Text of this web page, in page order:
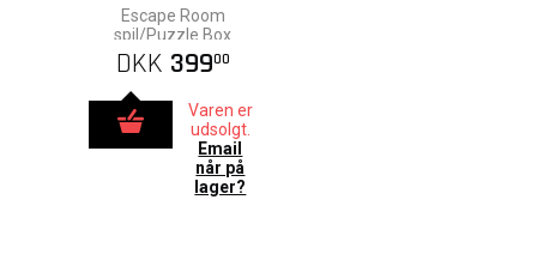
Escape Room
spil/Puzzle Box
DKK 39900
Varen er
udsolgt.
Email
når på
lager?